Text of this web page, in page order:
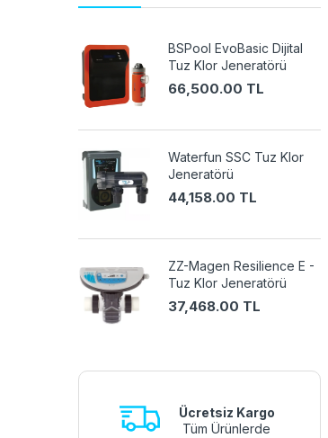
BSPool EvoBasic Dijital
Tuz Klor Jeneratörü
66,500.00 TL
Waterfun SSC Tuz Klor
Jeneratörü
44,158.00 TL
ZZ-Magen Resilience E -
Tuz Klor Jeneratörü
37,468.00 TL
Ücretsiz Kargo
Tüm Ürünlerde